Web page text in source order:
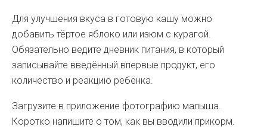
Для улучшения вкуса в готовую кашу можно
добавить тёртое яблоко или изюм с курагой.
Обязательно ведите дневник питания, в который
записывайте введённый впервые продукт, его
количество и реакцию ребёнка.
Загрузите в приложение фотографию малыша.
Коротко напишите о том, как вы вводили прикорм.